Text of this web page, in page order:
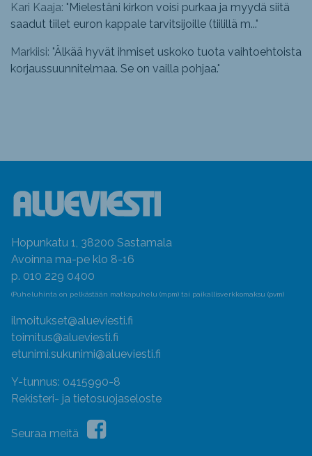
Kari Kaaja: "Mielestäni kirkon voisi purkaa ja myydä siitä
saadut tiilet euron kappale tarvitsijoille (tiilillä m..."
Markiisi: "Älkää hyvät ihmiset uskoko tuota vaihtoehtoista
korjaussuunnitelmaa. Se on vailla pohjaa."
Hopunkatu 1, 38200 Sastamala
Avoinna ma-pe klo 8-16
p. 010 229 0400
(Puheluhinta on pelkästään matkapuhelu (mpm) tai paikallisverkkomaksu (pvm)
ilmoitukset@alueviesti.fi
toimitus@alueviesti.fi
etunimi.sukunimi@alueviesti.fi
Y-tunnus: 0415990-8
Rekisteri- ja tietosuojaseloste
Seuraa meitä